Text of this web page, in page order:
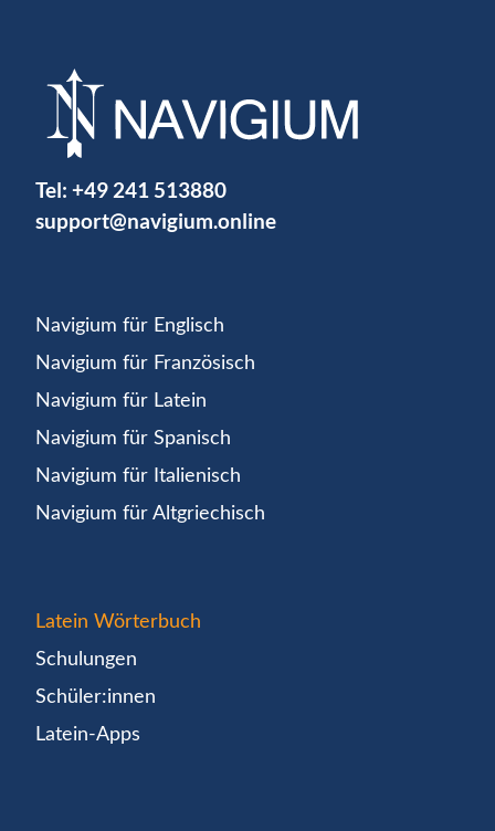
Tel: +49 241 513880
support@navigium.online
Navigium für Englisch
Navigium für Französisch
Navigium für Latein
Navigium für Spanisch
Navigium für Italienisch
Navigium für Altgriechisch
Latein Wörterbuch
Schulungen
Schüler:innen
Latein-Apps